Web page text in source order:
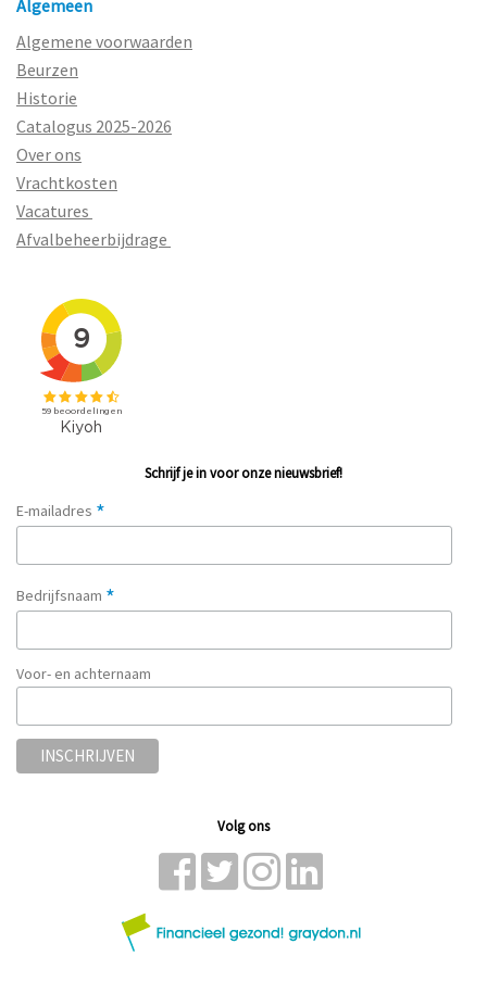
Algemeen
Algemene voorwaarden
Beurzen
Historie
Catalogus 2025-2026
Over ons
Vrachtkosten
Vacatures
Afvalbeheerbijdrage
Schrijf je in voor onze nieuwsbrief!
E-mailadres *
Bedrijfsnaam *
Voor- en achternaam
Volg ons